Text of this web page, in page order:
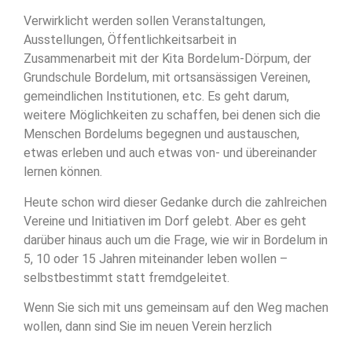
Verwirklicht werden sollen Veranstaltungen,
Ausstellungen, Öffentlichkeitsarbeit in
Zusammenarbeit mit der Kita Bordelum-Dörpum, der
Grundschule Bordelum, mit ortsansässigen Vereinen,
gemeindlichen Institutionen, etc. Es geht darum,
weitere Möglichkeiten zu schaffen, bei denen sich die
Menschen Bordelums begegnen und austauschen,
etwas erleben und auch etwas von- und übereinander
lernen können.
Heute schon wird dieser Gedanke durch die zahlreichen
Vereine und Initiativen im Dorf gelebt. Aber es geht
darüber hinaus auch um die Frage, wie wir in Bordelum in
5, 10 oder 15 Jahren miteinander leben wollen –
selbstbestimmt statt fremdgeleitet.
Wenn Sie sich mit uns gemeinsam auf den Weg machen
wollen, dann sind Sie im neuen Verein herzlich